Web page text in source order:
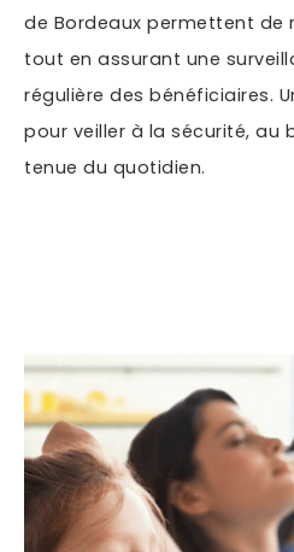
de Bordeaux permettent de
tout en assurant une
régulière des bénéficiaires.
pour veiller à la sécurité, au
tenue du quotidien.
En soumettant ce
informations saisies
de ma demande.